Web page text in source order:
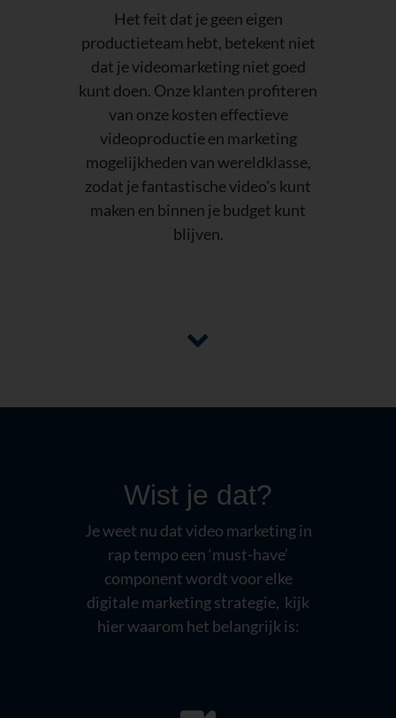
Het feit dat je geen eigen
productieteam hebt, betekent niet
dat je videomarketing niet goed
kunt doen. Onze klanten profiteren
van onze kosten effectieve
videoproductie en marketing
mogelijkheden van wereldklasse,
zodat je fantastische video's kunt
maken en binnen je budget kunt
blijven.
Wist je dat?
Je weet nu dat video marketing in
rap tempo een ‘must-have’
component wordt voor elke
digitale marketing strategie, kijk
hier waarom het belangrijk is: